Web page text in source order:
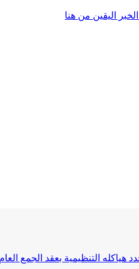
اليقين من هنا
هياكله التنظيمية بعقد الجمع